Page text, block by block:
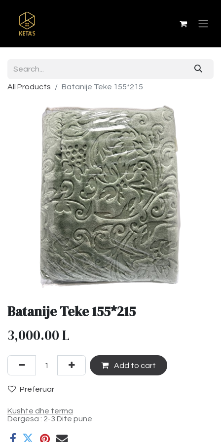
All Products Batanije Teke 155*215
Batanije Teke 155*215
3,000.00L
Add to cart
Preferuar
Kushte dhe terma
Dergesa : 2-3 Dite pune